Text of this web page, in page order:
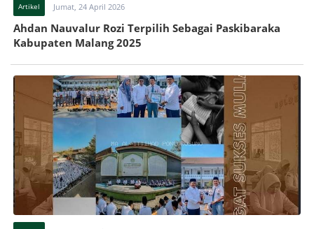
Artikel Jumat, 24 April 2026
Ahdan Nauvalur Rozi Terpilih Sebagai Paskibaraka
Kabupaten Malang 2025